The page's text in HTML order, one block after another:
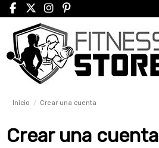
Inicio Crear una cuenta
Crear una cuenta